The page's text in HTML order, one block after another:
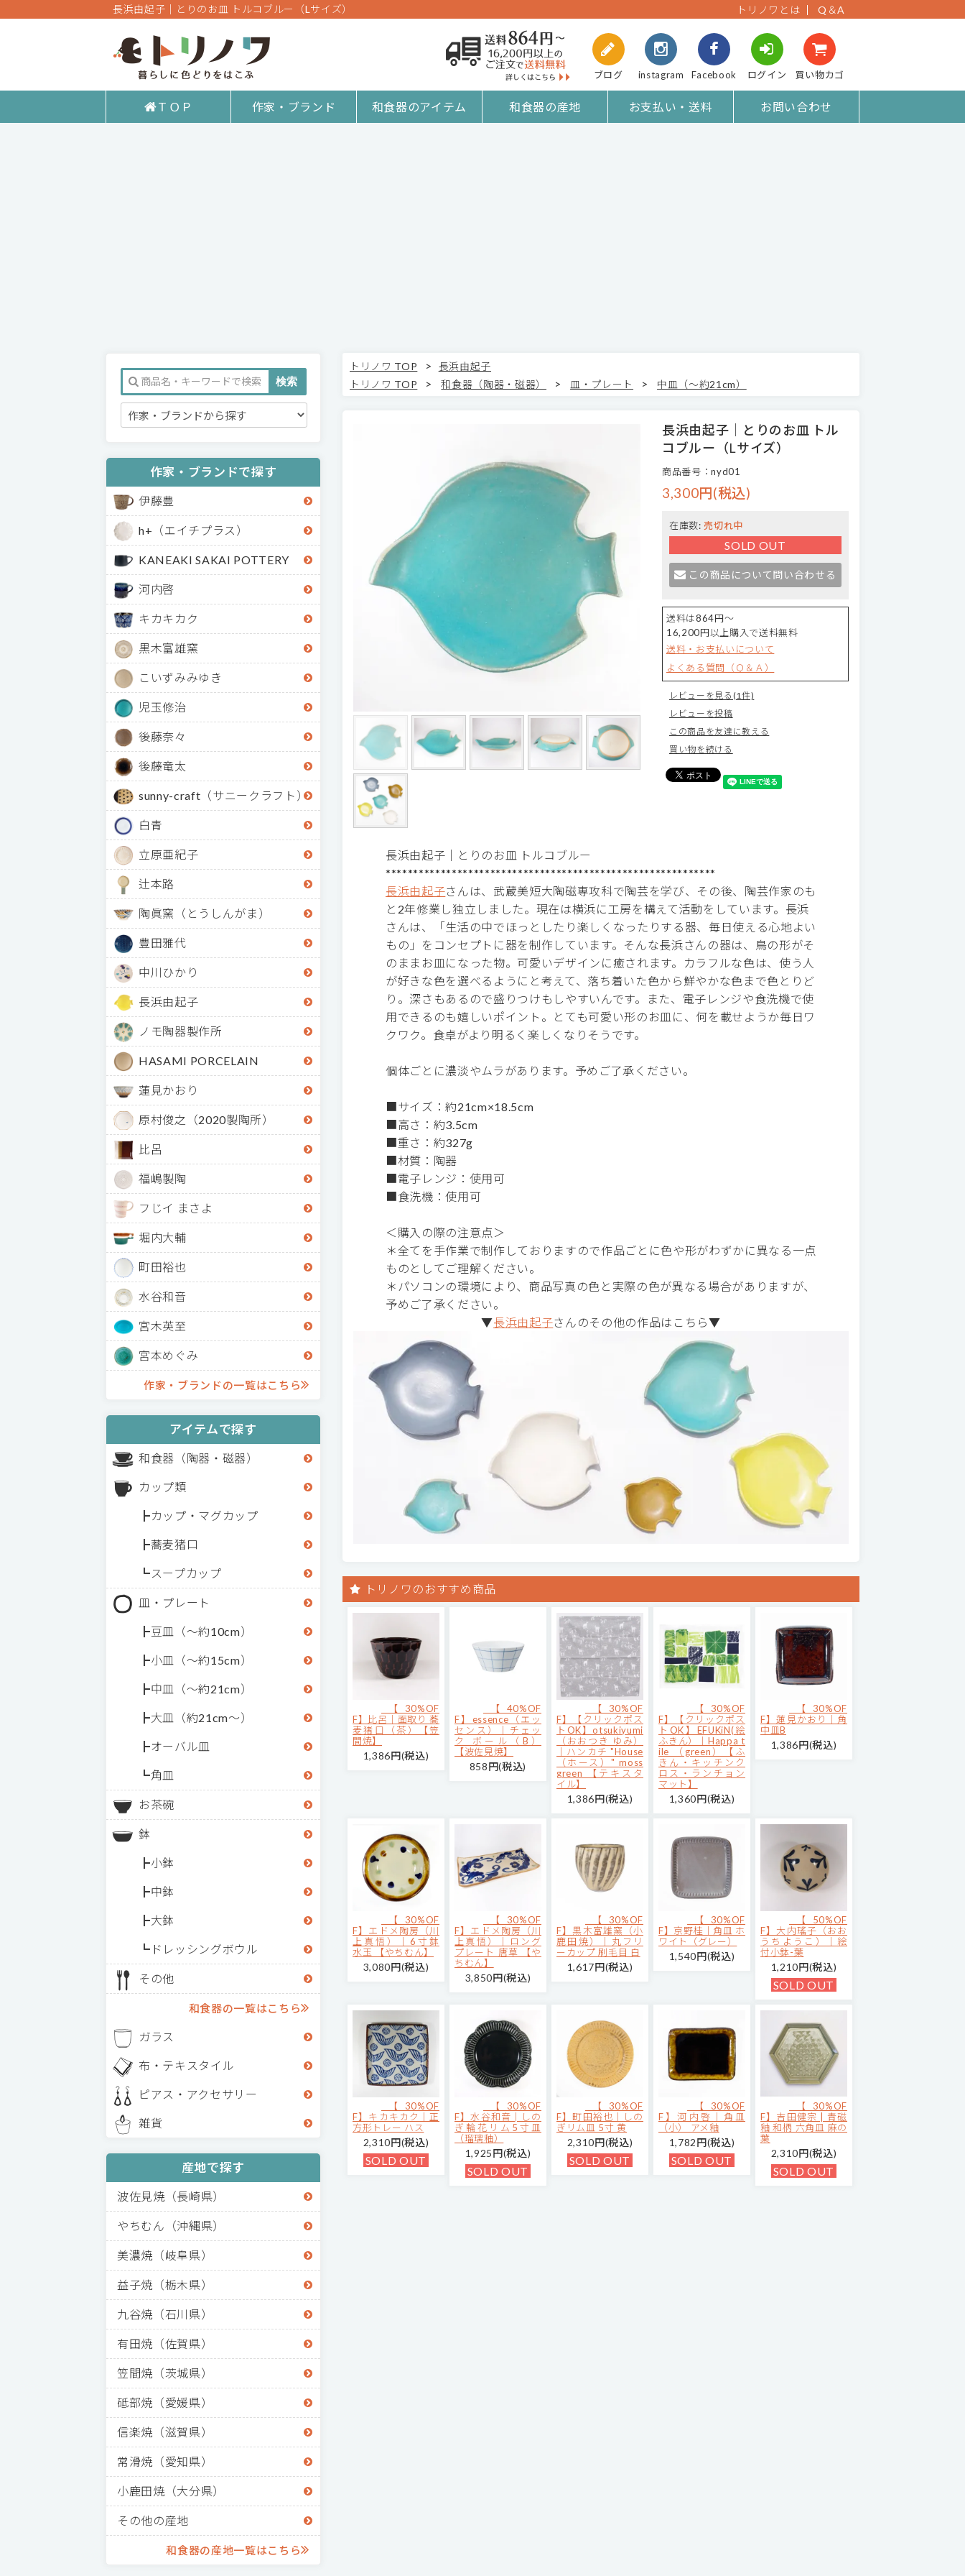
長浜由起子│とりのお皿 トルコブルー（Lサイズ） トリノワとは Q＆A
ブログ instagram Facebook ログイン 買い物カゴ
ＴＯＰ 作家・ブランド 和食器のアイテム 和食器の産地 お支払い・送料 お問い合わせ
作家・ブランドで探す
伊藤豊
h+（エイチプラス）
KANEAKI SAKAI POTTERY
河内啓
キカキカク
黒木富雄窯
こいずみみゆき
児玉修治
後藤奈々
後藤竜太
sunny-craft（サニークラフト）
白青
立原亜紀子
辻本路
陶眞窯（とうしんがま）
豊田雅代
中川ひかり
長浜由起子
ノモ陶器製作所
HASAMI PORCELAIN
蓮見かおり
原村俊之（2020製陶所）
比呂
福嶋製陶
フじイ まさよ
堀内大輔
町田裕也
水谷和音
宮木英至
宮本めぐみ
作家・ブランドの一覧はこちら
アイテムで探す
和食器（陶器・磁器）
カップ類
カップ・マグカップ
蕎麦猪口
スープカップ
皿・プレート
豆皿（～約10cm）
小皿（～約15cm）
中皿（～約21cm）
大皿（約21cm～）
オーバル皿
角皿
お茶碗
鉢
小鉢
中鉢
大鉢
ドレッシングボウル
その他
和食器の一覧はこちら
ガラス
布・テキスタイル
ピアス・アクセサリー
雑貨
産地で探す
波佐見焼（長崎県）
やちむん（沖縄県）
美濃焼（岐阜県）
益子焼（栃木県）
九谷焼（石川県）
有田焼（佐賀県）
笠間焼（茨城県）
砥部焼（愛媛県）
信楽焼（滋賀県）
常滑焼（愛知県）
小鹿田焼（大分県）
その他の産地
和食器の産地一覧はこちら
トリノワ TOP >
長浜由起子
トリノワ TOP
> 和食器（陶器・磁器） > 皿・プレート > 中皿（～約21cm）
長浜由起子│とりのお皿 トル
コブルー（Lサイズ）
商品番号：nyd01
3,300円(税込)
在庫数: 売切れ中
SOLD OUT
この商品について問い合わせる
送料は864円～
16,200円以上購入で送料無料
送料・お支払いについて
よくある質問（Ｑ＆Ａ）
レビューを見る(1件)
レビューを投稿
この商品を友達に教える
買い物を続ける
長浜由起子│とりのお皿 トルコブルー
************************************************************
長浜由起子さんは、武蔵美短大陶磁専攻科で陶芸を学び、その後、陶芸作家のも
と2年修業し独立しました。現在は横浜に工房を構えて活動をしています。長浜
さんは、「生活の中でほっとしたり楽しくなったりする器、毎日使える心地よい
もの」をコンセプトに器を制作しています。そんな長浜さんの器は、鳥の形がそ
のままお皿になった物。可愛いデザインに癒されます。カラフルな色は、使う人
が好きな色を選べるようにと考えて、落ち着いた色から鮮やかな色まで色とりど
り。深さもあるので盛りつけもしやすいんです。また、電子レンジや食洗機で使
用できるのも嬉しいポイント。とても可愛い形のお皿に、何を載せようか毎日ワ
クワク。食卓がより明るく楽しくなりそうです。
個体ごとに濃淡やムラがあります。予めご了承ください。
■サイズ：約21cm×18.5cm
■高さ：約3.5cm
■重さ：約327g
■材質：陶器
■電子レンジ：使用可
■食洗機：使用可
＜購入の際の注意点＞
＊全てを手作業で制作しておりますので作品ごとに色や形がわずかに異なる一点
ものとしてご理解ください。
＊パソコンの環境により、商品写真の色と実際の色が異なる場合がありますが、
予めご了承ください。
▼長浜由起子さんのその他の作品はこちら▼
トリノワのおすすめ商品
【30%OF
F】比呂｜面取り 蕎
麦猪口（茶）【笠
間焼】
1,386円(税込)
【40%OF
F】essence（エッ
センス）｜チェッ
ク ボール（B）
【波佐見焼】
858円(税込)
【30%OF
F】【クリックポス
トOK】otsukiyumi
（おおつき ゆみ）
｜ハンカチ "House
（ホース）" moss
green 【テキスタ
イル】
1,386円(税込)
【30%OF
F】【クリックポス
トOK】EFUKiN(絵
ふきん）｜Happa t
ile （green）【ふ
きん・キッチンク
ロス・ランチョン
マット】
1,360円(税込)
【30%OF
F】蓮見かおり｜角
中皿B
1,386円(税込)
【30%OF
F】エドメ陶房（川
上真悟）｜6寸鉢
水玉 【やちむん】
3,080円(税込)
【30%OF
F】エドメ陶房（川
上真悟）｜ロング
プレート 唐草 【や
ちむん】
3,850円(税込)
【30%OF
F】黒木富雄窯（小
鹿田焼）｜丸フリ
ーカップ 刷毛目 白
1,617円(税込)
【30%OF
F】京野桂｜角皿 ホ
ワイト（グレー）
1,540円(税込)
【50%OF
F】大内瑤子（おお
うちようこ）｜絵
付小鉢-葉
1,210円(税込)
SOLD OUT
【30%OF
F】キカキカク｜正
方形トレー ハス
2,310円(税込)
SOLD OUT
【30%OF
F】水谷和音│しの
ぎ輪花リム5寸皿
（瑠璃釉）
1,925円(税込)
SOLD OUT
【30%OF
F】町田裕也｜しの
ぎリム皿 5寸 黄
2,310円(税込)
SOLD OUT
【30%OF
F】河内啓｜角皿
（小） アメ釉
1,782円(税込)
SOLD OUT
【30%OF
F】吉田健宗 | 青磁
釉 和柄 六角皿 麻の
葉
2,310円(税込)
SOLD OUT